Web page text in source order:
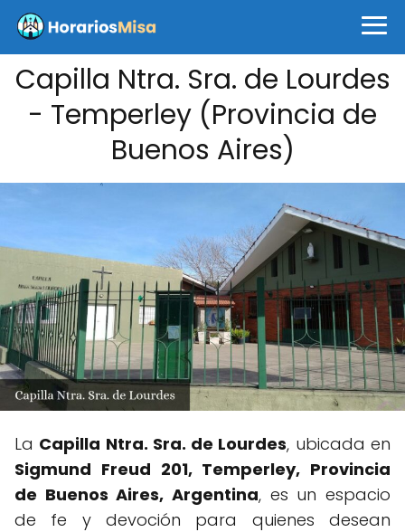
Capilla Ntra. Sra. de Lourdes
- Temperley (Provincia de
Buenos Aires)
La Capilla Ntra. Sra. de Lourdes, ubicada en
Sigmund Freud 201, Temperley, Provincia
de Buenos Aires, Argentina, es un espacio
de fe y devoción para quienes desean